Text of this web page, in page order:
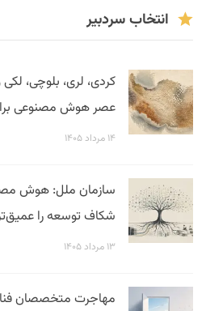
انتخاب سردبیر
کردی، لری، بلوچی،
عصر هوش مصنوعی برای
۱۴ مرداد ۱۴۰۵
سازمان ملل: هوش
شکاف توسعه را
۱۳ مرداد ۱۴۰۵
مهاجرت متخصصان